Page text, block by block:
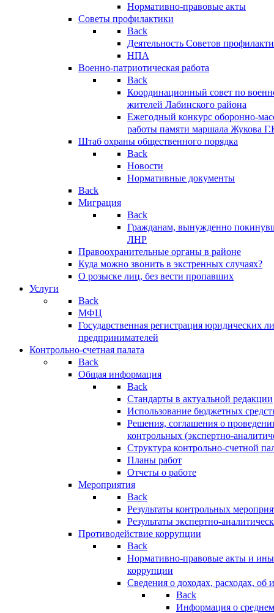
Нормативно-правовые акты
Советы профилактики
Back
Деятельность Советов
НПА
Военно-патриотическая работа
Back
Координационный совет по
жителей Лабинского района
Ежегодный конкурс оборонно-
работы памяти маршала Жукова
Штаб охраны общественного порядка
Back
Новости
Нормативные документы
Back
Миграция
Back
Гражданам, вынужденно
ЛНР
Правоохранительные органы в районе
Куда можно звонить в экстренных случаях?
О розыске лиц, без вести пропавших
Услуги
Back
МФЦ
Государственная регистрация юридических
предпринимателей
Контрольно-счетная палата
Back
Общая информация
Back
Стандарты в актуальной редакции
Использование бюджетных
Решения, соглашения о
контрольных (экспертно-
Структура контрольно-счетной
Планы работ
Отчеты о работе
Мероприятия
Back
Результаты контрольных
Результаты экспертно-
Противодействие коррупции
Back
Нормативно-правовые акты и
коррупции
Сведения о доходах, расходах, об
Back
Информация о